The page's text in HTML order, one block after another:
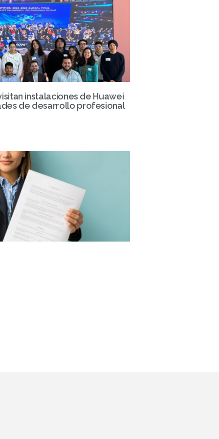
instalaciones de Huawei
de desarrollo profesional